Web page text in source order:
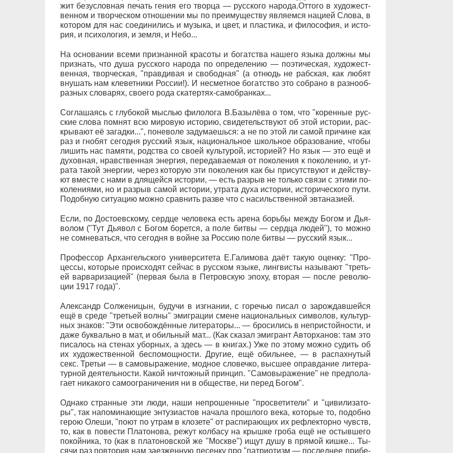
жит бе­зус­лов­ная пе­чать ге­ния его твор­ца — рус­ско­го на­ро­да.От­то­го в ху­до­же­ст­
вен­ном и твор­че­с­ком от­но­ше­нии мы по пре­иму­ще­ст­ву яв­ля­ем­ся на­ци­ей Сло­ва, в
ко­то­ром для нас со­еди­ни­лись и му­зы­ка, и цвет, и пла­с­ти­ка, и фи­ло­со­фия, и ис­то­
рия, и пси­хо­ло­гия, и зем­ля, и Не­бо...
На ос­но­ва­нии все­ми при­знан­ной кра­со­ты и бо­гат­ст­ва на­ше­го язы­ка долж­ны мы
при­знать, что ду­ша рус­ско­го на­ро­да по оп­ре­де­ле­нию — по­эти­че­с­кая, ху­до­же­ст­
вен­ная, твор­че­с­кая, "прав­ди­вая и сво­бод­ная" (а от­нюдь не раб­ская, как лю­бят
вну­шать нам кле­вет­ни­ки Рос­сии!). И не­смет­ное бо­гат­ст­во это со­бра­но в раз­но­об­
раз­ных сло­ва­рях, сво­е­го ро­да ска­тер­тях-са­мо­бран­ках...
Со­гла­ша­ясь с глу­бо­кой мыс­лью фи­ло­ло­га В.Ба­зы­лё­ва о том, что "ко­рен­ные рус­
ские сло­ва по­мнят всю ми­ро­вую ис­то­рию, сви­де­тель­ст­ву­ют об этой ис­то­рии, рас­
кры­ва­ют её за­гад­ки...", по­не­во­ле за­ду­ма­ешь­ся: а не по этой ли са­мой при­чи­не как
раз и гно­бят се­го­дня рус­ский язык, на­ци­о­наль­ное школь­ное об­ра­зо­ва­ние, что­бы
ли­шить нас па­мя­ти, род­ст­ва со сво­ей куль­ту­рой, ис­то­ри­ей? Но язык — это ещё и
ду­хов­ная, нрав­ст­вен­ная энер­гия, пе­ре­да­ва­е­мая от по­ко­ле­ния к по­ко­ле­нию, и ут­
ра­та та­кой энер­гии, че­рез ко­то­рую эти по­ко­ле­ния как бы при­сут­ст­ву­ют и дей­ст­ву­
ют вме­с­те с на­ми в для­щей­ся ис­то­рии, — есть раз­рыв не толь­ко свя­зи с эти­ми по­
ко­ле­ни­я­ми, но и раз­рыв са­мой ис­то­рии, ут­ра­та ду­ха ис­то­рии, ис­то­ри­че­с­ко­го пу­ти.
По­доб­ную си­ту­а­цию мож­но срав­нить раз­ве что с на­силь­ст­вен­ной эв­та­на­зи­ей.
Ес­ли, по До­сто­ев­ско­му, серд­це че­ло­ве­ка есть аре­на борь­бы меж­ду Бо­гом и Дья­
во­лом ("Тут Дья­вол с Бо­гом бо­рет­ся, а по­ле бит­вы — серд­ца лю­дей"), то мож­но
не со­мне­вать­ся, что се­го­дня в вой­не за Рос­сию по­ле бит­вы — рус­ский язык...
Про­фес­сор Ар­хан­гель­ско­го уни­вер­си­те­та Е.Га­ли­мо­ва да­ёт та­кую оцен­ку: "Про­
цес­сы, ко­то­рые про­ис­хо­дят сей­час в рус­ском язы­ке, линг­ви­с­ты на­зы­ва­ют "тре­ть­
ей вар­ва­ри­за­ци­ей" (пер­вая бы­ла в Пе­т­ров­скую эпо­ху, вто­рая — по­сле ре­во­лю­
ции 1917 го­да)".
Алек­сандр Со­лже­ни­цын, бу­ду­чи в из­гна­нии, с го­ре­чью пи­сал о за­рож­дав­шей­ся
ещё в сре­де "тре­ть­ей вол­ны" эми­г­ра­ции сме­не на­ци­о­наль­ных сим­во­лов, куль­тур­
ных зна­ков: "Эти ос­во­бож­дён­ные ли­те­ра­то­ры... — бро­си­лись в не­при­стой­но­с­ти, и
да­же бук­валь­но в мат, и обиль­ный мат... (Как ска­зал эми­г­рант Ав­тор­ха­нов: там это
пи­са­лось на сте­нах убор­ных, а здесь — в кни­гах.) Уже по это­му мож­но су­дить об
их ху­до­же­ст­вен­ной бес­по­мощ­но­с­ти. Дру­гие, ещё обиль­нее, — в рас­пах­ну­тый
секс. Тре­тьи — в са­мо­вы­ра­же­ние, мод­ное сло­веч­ко, выс­шее оп­рав­да­ние ли­те­ра­
тур­ной де­я­тель­но­с­ти. Ка­кой ни­чтож­ный прин­цип. "Са­мо­вы­ра­же­ние" не пред­по­ла­
га­ет ни­ка­ко­го са­мо­ог­ра­ни­че­ния ни в об­ще­ст­ве, ни пе­ред Бо­гом".
Од­на­ко стран­ные эти лю­ди, на­ши не­про­шен­ные "про­све­ти­те­ли" и "ци­ви­ли­за­то­
ры", так на­по­ми­на­ю­щие эн­ту­зи­а­с­тов на­ча­ла про­шло­го ве­ка, ко­то­рые то, по­доб­но
ге­рою Оле­ши, "по­ют по ут­рам в кло­зе­те" от рас­пи­ра­ю­щих их ре­флек­тор­но чувств,
то, как в по­ве­с­ти Пла­то­но­ва, ре­жут кол­ба­су на крыш­ке гро­ба ещё не остыв­ше­го
по­кой­ни­ка, то (как в пла­то­нов­ской же "Моск­ве") ищут ду­шу в пря­мой киш­ке... Ты­
ся­чи раз по­вто­рив нам за­ез­жен­ную пе­сен­ку про "па­т­ри­о­тизм — по­след­нее при­бе­